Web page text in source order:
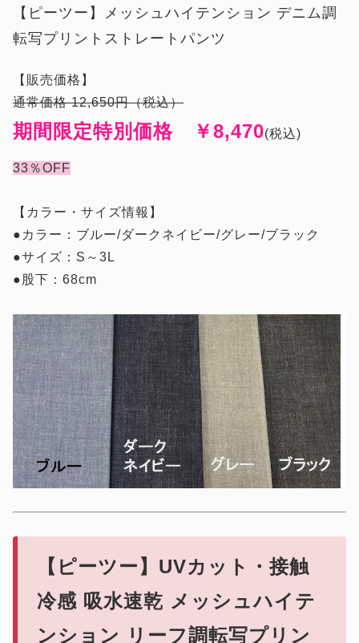
【ピーツー】メッシュハイテンション デニム調
転写プリントストレートパンツ
【販売価格】
通常価格 12,650円（税込）
期間限定特別価格 ￥8,470(税込)
33％OFF
【カラー・サイズ情報】
●カラー：ブルー/ダークネイビー/グレー/ブラック
●サイズ：S～3L
●股下：68cm
【ピーツー】UVカット・接触
冷感 吸水速乾 メッシュハイテ
ンション リーフ調転写プリン